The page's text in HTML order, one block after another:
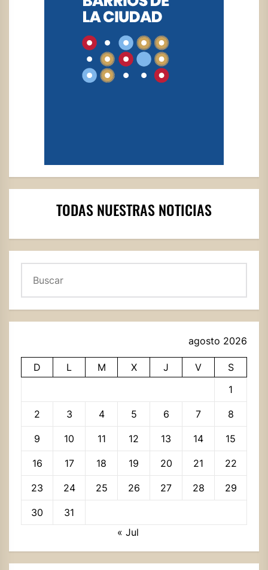
TODAS NUESTRAS NOTICIAS
agosto 2026
D L M X J V
S
1
2 3 4 5 6 7 8
9 10 11 12 13 14 15
16 17 18 19 20 21 22
23 24 25 26 27 28 29
30
31
« Jul